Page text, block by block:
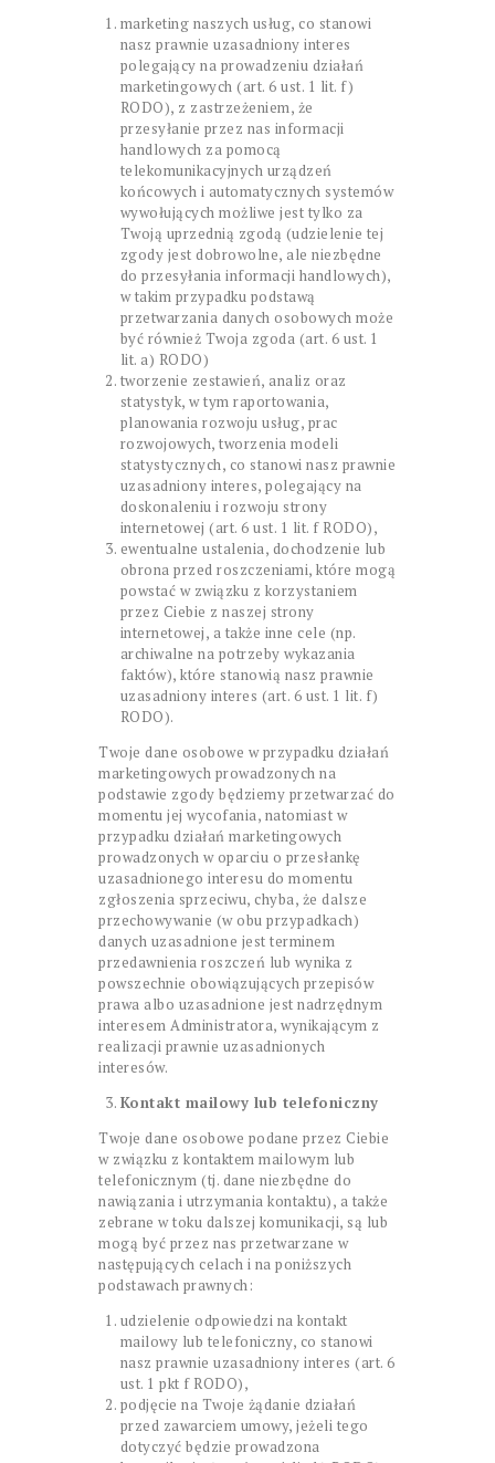
marketing naszych usług, co stanowi
nasz prawnie uzasadniony interes
polegający na prowadzeniu działań
marketingowych (art. 6 ust. 1 lit. f)
RODO), z zastrzeżeniem, że
przesyłanie przez nas informacji
handlowych za pomocą
telekomunikacyjnych urządzeń
końcowych i automatycznych systemów
wywołujących możliwe jest tylko za
Twoją uprzednią zgodą (udzielenie tej
zgody jest dobrowolne, ale niezbędne
do przesyłania informacji handlowych),
w takim przypadku podstawą
przetwarzania danych osobowych może
być również Twoja zgoda (art. 6 ust. 1
lit. a) RODO)
tworzenie zestawień, analiz oraz
statystyk, w tym raportowania,
planowania rozwoju usług, prac
rozwojowych, tworzenia modeli
statystycznych, co stanowi nasz prawnie
uzasadniony interes, polegający na
doskonaleniu i rozwoju strony
internetowej (art. 6 ust. 1 lit. f RODO),
ewentualne ustalenia, dochodzenie lub
obrona przed roszczeniami, które mogą
powstać w związku z korzystaniem
przez Ciebie z naszej strony
internetowej, a także inne cele (np.
archiwalne na potrzeby wykazania
faktów), które stanowią nasz prawnie
uzasadniony interes (art. 6 ust. 1 lit. f)
RODO).
Twoje dane osobowe w przypadku działań
marketingowych prowadzonych na
podstawie zgody będziemy przetwarzać do
momentu jej wycofania, natomiast w
przypadku działań marketingowych
prowadzonych w oparciu o przesłankę
uzasadnionego interesu do momentu
zgłoszenia sprzeciwu, chyba, że dalsze
przechowywanie (w obu przypadkach)
danych uzasadnione jest terminem
przedawnienia roszczeń lub wynika z
powszechnie obowiązujących przepisów
prawa albo uzasadnione jest nadrzędnym
interesem Administratora, wynikającym z
realizacji prawnie uzasadnionych
interesów.
Kontakt mailowy lub telefoniczny
Twoje dane osobowe podane przez Ciebie
w związku z kontaktem mailowym lub
telefonicznym (tj. dane niezbędne do
nawiązania i utrzymania kontaktu), a także
zebrane w toku dalszej komunikacji, są lub
mogą być przez nas przetwarzane w
następujących celach i na poniższych
podstawach prawnych:
udzielenie odpowiedzi na kontakt
mailowy lub telefoniczny, co stanowi
nasz prawnie uzasadniony interes (art. 6
ust. 1 pkt f RODO),
podjęcie na Twoje żądanie działań
przed zawarciem umowy, jeżeli tego
dotyczyć będzie prowadzona